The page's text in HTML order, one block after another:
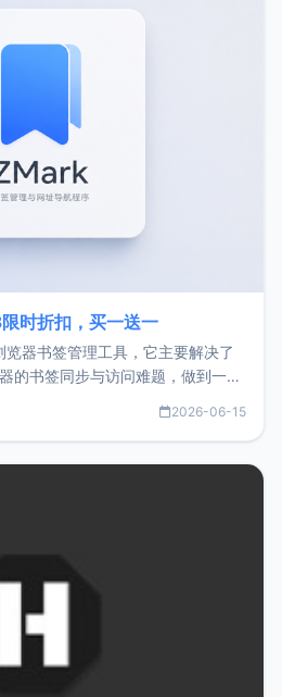
时折扣，买一送一
器书签管理工具，它主要解决了
的书签同步与访问难题，做到一处
官网地址：
2026-06-15